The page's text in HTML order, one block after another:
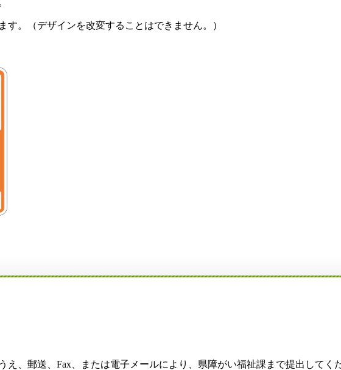
。（デザインを改変することはできません。）
、郵送、Fax、または電子メールにより、県障がい福祉課まで提出してく